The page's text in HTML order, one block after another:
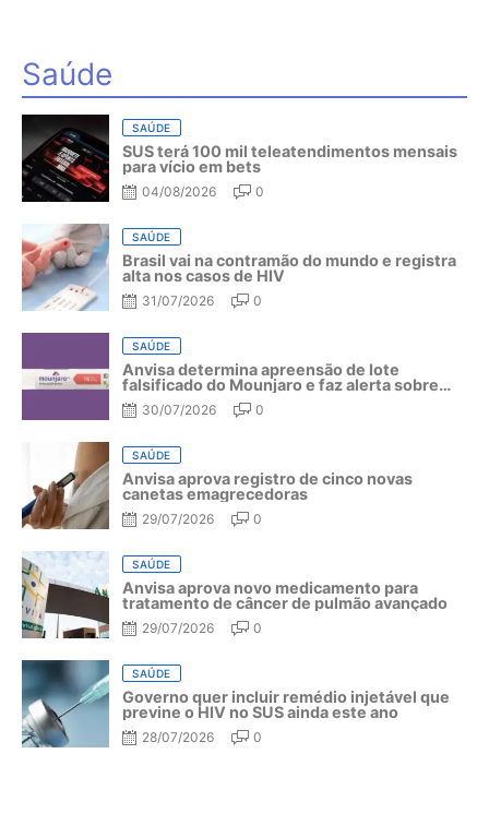
Saúde
SAÚDE
SUS terá 100 mil teleatendimentos mensais
para vício em bets
04/08/2026 0
SAÚDE
Brasil vai na contramão do mundo e registra
alta nos casos de HIV
31/07/2026 0
SAÚDE
Anvisa determina apreensão de lote
falsificado do Mounjaro e faz alerta sobre
riscos do medicamento
30/07/2026 0
SAÚDE
Anvisa aprova registro de cinco novas
canetas emagrecedoras
29/07/2026 0
SAÚDE
Anvisa aprova novo medicamento para
tratamento de câncer de pulmão avançado
29/07/2026 0
SAÚDE
Governo quer incluir remédio injetável que
previne o HIV no SUS ainda este ano
28/07/2026 0